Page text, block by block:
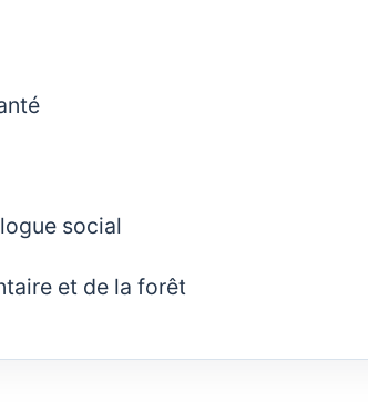
social
et de la forêt